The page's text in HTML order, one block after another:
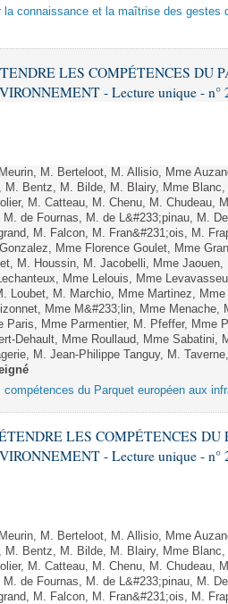
des lois
des lois
la connaissance et la maîtrise des gestes
LES COMPÉTENCES DU
- Lecture unique - n°
M. Berteloot, M. Allisio, Mme
M. Bentz, M. Bilde, M. Blairy, Mme
M. Catteau, M. Chenu, M. Chudeau,
M. de Fournas, M. de L&#233;pinau, M.
M. Falcon, M. Fran&#231;ois, M.
Mme Florence Goulet, Mme
M. Houssin, M. Jacobelli, Mme
Mme Lelouis, Mme
Loubet, M. Marchio, Mme Martinez,
Mme M&#233;lin, Mme Menache,
Paris, Mme Parmentier, M. Pfeffer, Mme
Dehault, Mme Roullaud, Mme
M. Jean-Philippe Tanguy, M.
du Parquet européen aux
LES COMPÉTENCES
- Lecture unique - n°
M. Berteloot, M. Allisio, Mme
M. Bentz, M. Bilde, M. Blairy, Mme
M. Catteau, M. Chenu, M. Chudeau,
M. de Fournas, M. de L&#233;pinau, M.
M. Falcon, M. Fran&#231;ois, M.